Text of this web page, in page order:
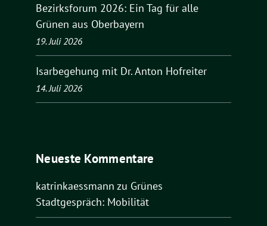
Bezirksforum 2026: Ein Tag für alle
Grünen aus Oberbayern
19. Juli 2026
Isarbegehung mit Dr. Anton Hofreiter
14. Juli 2026
Neueste Kommentare
katrinkaessmann zu Grünes
Stadtgespräch: Mobilität